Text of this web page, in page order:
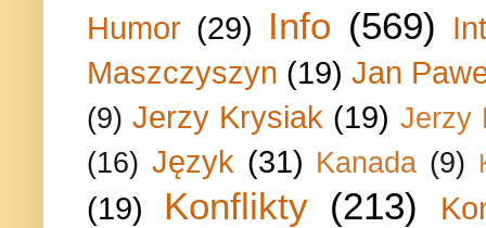
Humor (29) Info (569)
Maszczyszyn (19) Jan
(9) Jerzy Krysiak (19) Jerzy
(16) Język (31) Kanada (9)
(19) Konflikty (213)